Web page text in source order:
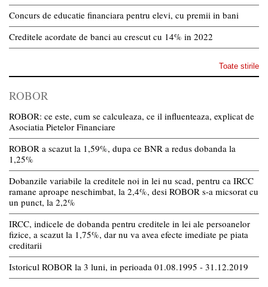
Concurs de educatie financiara pentru elevi, cu premii in bani
Creditele acordate de banci au crescut cu 14% in 2022
Toate stirile
ROBOR
ROBOR: ce este, cum se calculeaza, ce il influenteaza, explicat de
Asociatia Pietelor Financiare
ROBOR a scazut la 1,59%, dupa ce BNR a redus dobanda la
1,25%
Dobanzile variabile la creditele noi in lei nu scad, pentru ca IRCC
ramane aproape neschimbat, la 2,4%, desi ROBOR s-a micsorat cu
un punct, la 2,2%
IRCC, indicele de dobanda pentru creditele in lei ale persoanelor
fizice, a scazut la 1,75%, dar nu va avea efecte imediate pe piata
creditarii
Istoricul ROBOR la 3 luni, in perioada 01.08.1995 - 31.12.2019